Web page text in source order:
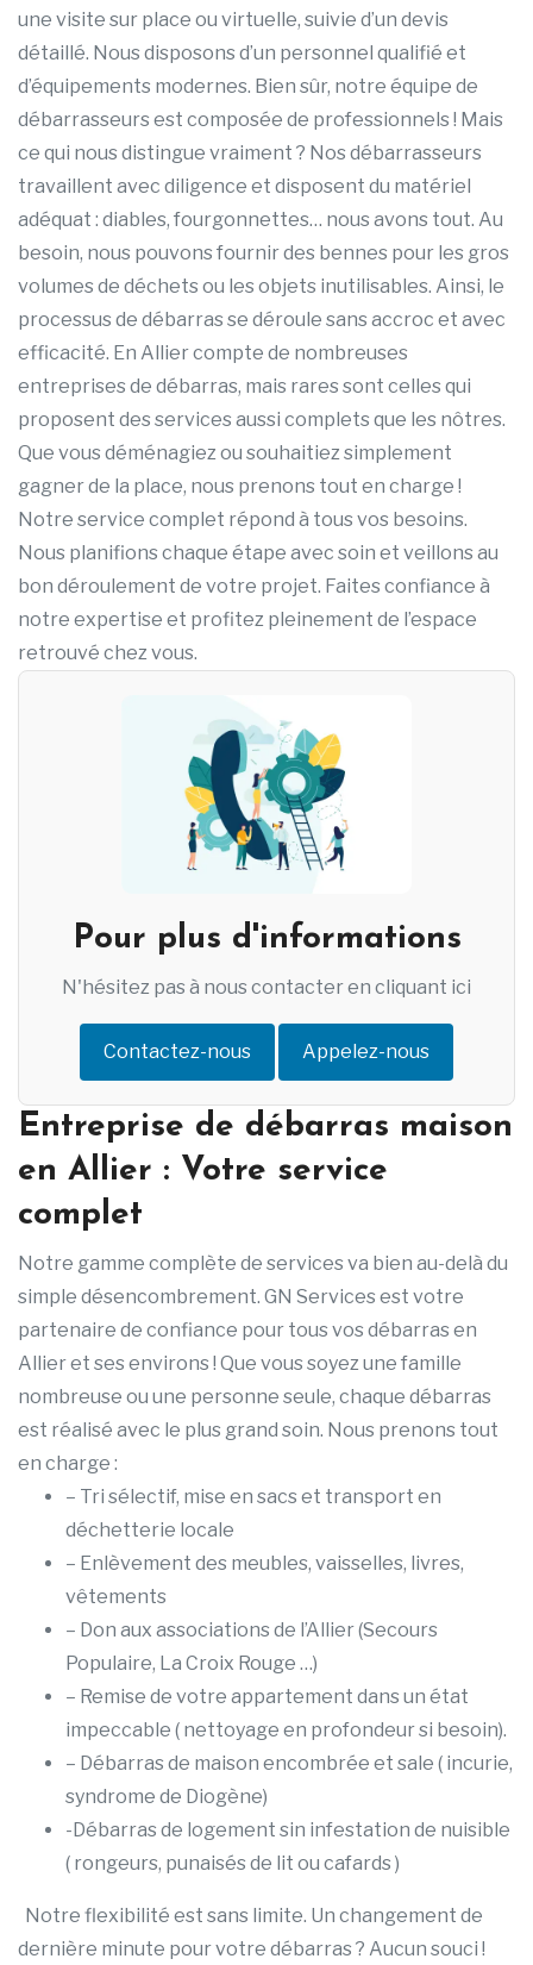
une visite sur place ou virtuelle, suivie d’un devis
détaillé. Nous disposons d’un personnel qualifié et
d’équipements modernes. Bien sûr, notre équipe de
débarrasseurs est composée de professionnels ! Mais
ce qui nous distingue vraiment ? Nos débarrasseurs
travaillent avec diligence et disposent du matériel
adéquat : diables, fourgonnettes… nous avons tout. Au
besoin, nous pouvons fournir des bennes pour les gros
volumes de déchets ou les objets inutilisables. Ainsi, le
processus de débarras se déroule sans accroc et avec
efficacité. En Allier compte de nombreuses
entreprises de débarras, mais rares sont celles qui
proposent des services aussi complets que les nôtres.
Que vous déménagiez ou souhaitiez simplement
gagner de la place, nous prenons tout en charge !
Notre service complet répond à tous vos besoins.
Nous planifions chaque étape avec soin et veillons au
bon déroulement de votre projet. Faites confiance à
notre expertise et profitez pleinement de l’espace
retrouvé chez vous.
Pour plus d'informations
N'hésitez pas à nous contacter en cliquant ici
Contactez-nous Appelez-nous
Entreprise de débarras maison
en Allier : Votre service
complet
Notre gamme complète de services va bien au-delà du
simple désencombrement. GN Services est votre
partenaire de confiance pour tous vos débarras en
Allier et ses environs ! Que vous soyez une famille
nombreuse ou une personne seule, chaque débarras
est réalisé avec le plus grand soin. Nous prenons tout
en charge :
– Tri sélectif, mise en sacs et transport en
déchetterie locale
– Enlèvement des meubles, vaisselles, livres,
vêtements
– Don aux associations de l’Allier (Secours
Populaire, La Croix Rouge …)
– Remise de votre appartement dans un état
impeccable ( nettoyage en profondeur si besoin).
– Débarras de maison encombrée et sale ( incurie,
syndrome de Diogène)
-Débarras de logement sin infestation de nuisible
( rongeurs, punaisés de lit ou cafards )
Notre flexibilité est sans limite. Un changement de
dernière minute pour votre débarras ? Aucun souci !